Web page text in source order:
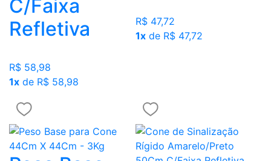
C/Faixa
Refletiva
R$ 58,98
1x de R$ 58,98
R$ 47,72
1x de R$ 47,72